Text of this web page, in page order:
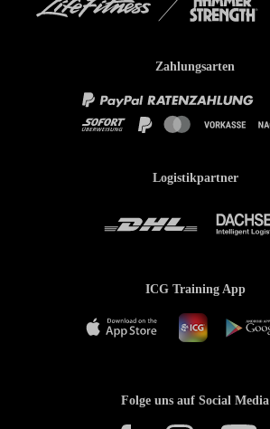
Zahlungsarten
Logistikpartner
ICG Training App
Folge uns auf Social Media